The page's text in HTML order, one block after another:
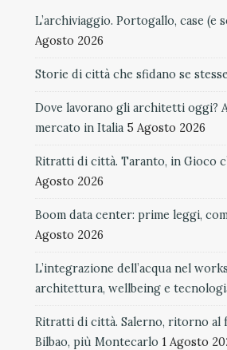
L’archiviaggio. Portogallo, case (e
Agosto 2026
Storie di città che sfidano se stesse
Dove lavorano gli architetti oggi?
mercato in Italia 5 Agosto 2026
Ritratti di città. Taranto, in Gioco
Agosto 2026
Boom data center: prime leggi,
Agosto 2026
L’integrazione dell’acqua nel
architettura, wellbeing e
Ritratti di città. Salerno, ritorno al
Bilbao, più Montecarlo 1 Agosto